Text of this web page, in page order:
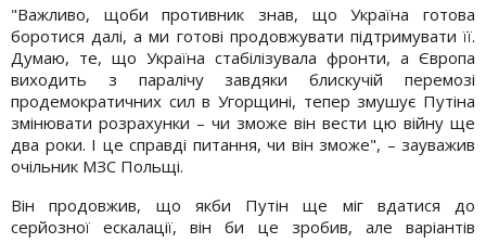
"Важливо, щоби противник знав, що Україна готова
боротися далі, а ми готові продовжувати підтримувати її.
Думаю, те, що Україна стабілізувала фронти, а Європа
виходить з паралічу завдяки блискучій перемозі
продемократичних сил в Угорщині, тепер змушує Путіна
змінювати розрахунки – чи зможе він вести цю війну ще
два роки. І це справді питання, чи він зможе", – зауважив
очільник МЗС Польщі.
Він продовжив, що якби Путін ще міг вдатися до
серйозної ескалації, він би це зробив, але варіантів